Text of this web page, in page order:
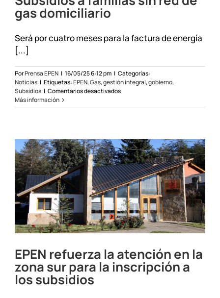
gas domiciliario
Será por cuatro meses para la factura de energía
[...]
PorPrensa EPEN | 16/05/25 6:12 pm | Categorías:
Noticias | Etiquetas:EPEN,Gas,gestión integral,gobierno,
Subsidios | Comentarios desactivadosen
a
de
gas
domiciliario
Más información
EPEN refuerza la atención en la
zona sur para la inscripción a
los subsidios